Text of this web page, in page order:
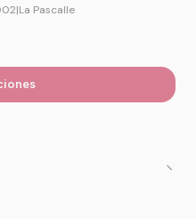
|La Pascalle